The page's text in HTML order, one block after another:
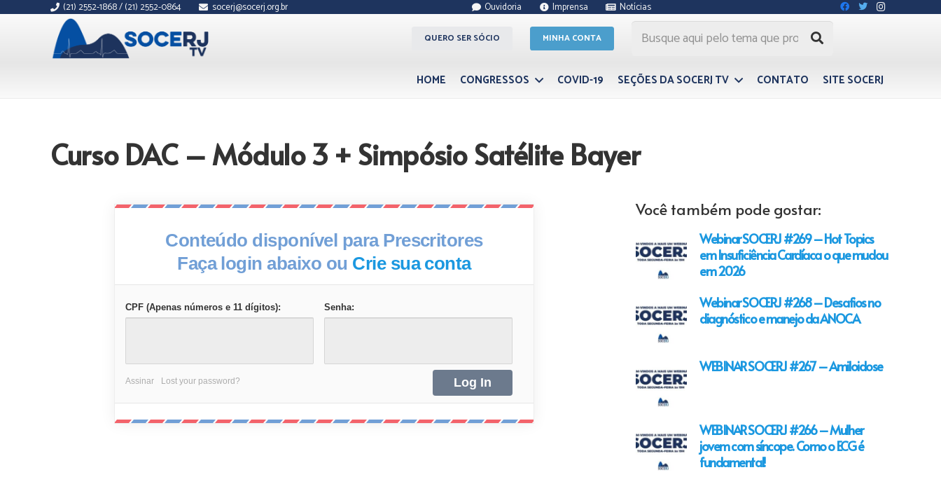
(21) 2552-1868 / (21) 2552-0864 socerj@socerj.org.br Ouvidoria Imprensa Notícias
QUERO SER SÓCIO MINHA CONTA
HOME CONGRESSOS COVID-19 SEÇÕES DA SOCERJ TV CONTATO SITE SOCERJ
Curso DAC – Módulo 3 + Simpósio Satélite Bayer
Conteúdo disponível para Prescritores
Faça login abaixo ou Crie sua conta
CPF (Apenas números e 11 dígitos): Senha:
Assinar Lost your password?
Você também pode gostar:
Webinar SOCERJ #269 – Hot Topics
em Insuficiência Cardíaca o que mudou
em 2026
Webinar SOCERJ #268 – Desafios no
diagnóstico e manejo da ANOCA
WEBINAR SOCERJ #267 – Amiloidose
WEBINAR SOCERJ #266 – Mulher
jovem com síncope. Como o ECG é
fundamental!